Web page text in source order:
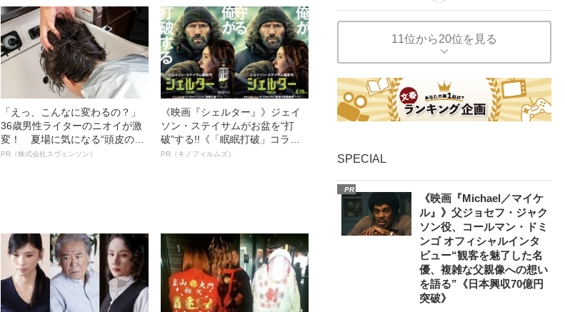
「えっ、こんなに変わるの？」
36歳男性ライターのニオイが激
変！ 夏場に気になる“頭皮のニ
オイ”や“ベタつき”を解消す
PR（株式会社スヴェンソン）
《映画『シェルター』》ジェイ
ソン・ステイサムがお盆を“打
破”する!!《「眠眠打破」コラ
ボ》
PR（キノフィルムズ）
11位から20位を見る
SPECIAL
PR
《映画『Michael／マイケ
ル』》父ジョセフ・ジャク
ソン役、コールマン・ドミ
ンゴ オフィシャルインタ
ビュー“観客を魅了した名
優、複雑な父親像への想い
を語る”《日本興収70億円
突破》